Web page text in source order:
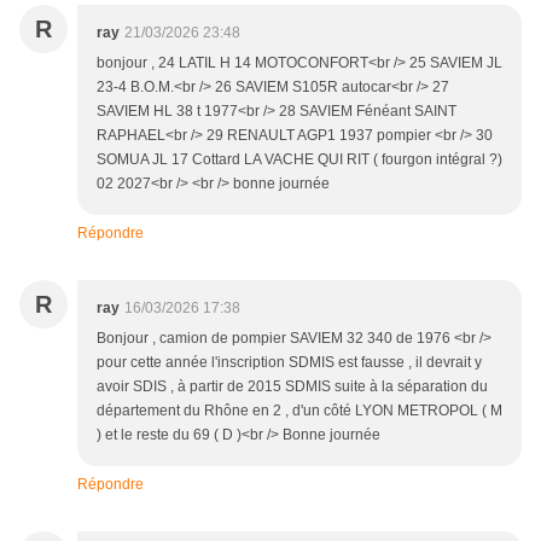
R ray 21/03/2026 23:48
bonjour , 24 LATIL H 14 MOTOCONFORT<br /> 25 SAVIEM JL
23-4 B.O.M.<br /> 26 SAVIEM S105R autocar<br /> 27
SAVIEM HL 38 t 1977<br /> 28 SAVIEM Fénéant SAINT
RAPHAEL<br /> 29 RENAULT AGP1 1937 pompier <br /> 30
SOMUA JL 17 Cottard LA VACHE QUI RIT ( fourgon intégral ?)
02 2027<br /> <br /> bonne journée
Répondre
R ray 16/03/2026 17:38
Bonjour , camion de pompier SAVIEM 32 340 de 1976 <br />
pour cette année l'inscription SDMIS est fausse , il devrait y
avoir SDIS , à partir de 2015 SDMIS suite à la séparation du
département du Rhône en 2 , d'un côté LYON METROPOL ( M
) et le reste du 69 ( D )<br /> Bonne journée
Répondre